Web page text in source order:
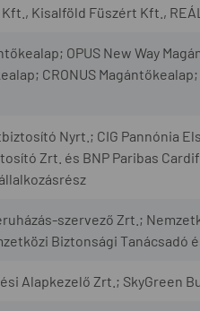
Kisalföld Füszért Kft.,
OPUS New Way
CRONUS
Nyrt.; CIG Pannónia
Zrt. és BNP Paribas
szervező Zrt.;
Biztonsági Tanácsadó
Alapkezelő Zrt.; SkyGreen